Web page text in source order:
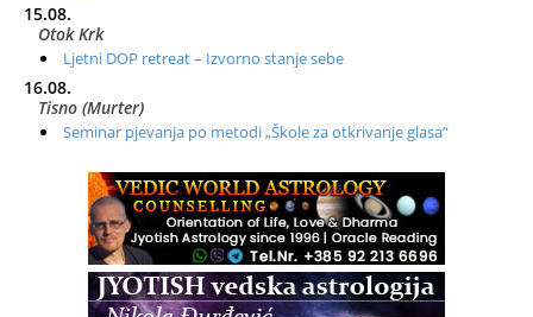
15.08.
Otok Krk
Ljetni DOP retreat – Izvorno stanje sebe
16.08.
Tisno (Murter)
Seminar pjevanja po metodi „Škole za otkrivanje glasa“
Radionica: Pomagači iz drugih dimenzija Online – otvoreno za
Zagreb+Online
Osnovni ThetaHealing® tečaj, Zagreb i Online